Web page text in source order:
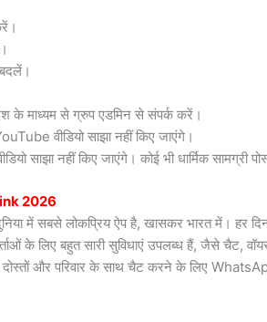
के माध्यम से ग्रुप एडमिन से संपर्क करें।
वीडियो साझा नहीं किए जाएंगे।
साझा नहीं किए जाएंगे। कोई भी धार्मिक सामग्री
2026
में सबसे लोकप्रिय ऐप है, खासकर भारत में। हर
के लिए बहुत सारी सुविधाएं उपलब्ध हैं, जैसे चैट,
दोस्तों और परिवार के साथ चैट करने के लिए